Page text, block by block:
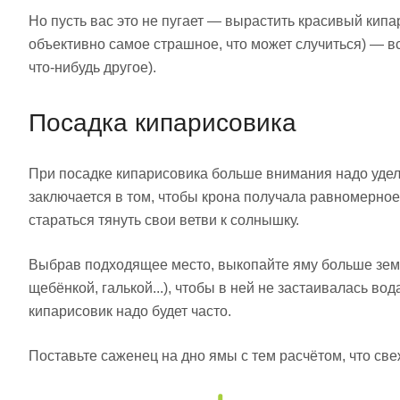
Но пусть вас это не пугает — вырастить красивый
объективно самое страшное, что может случиться) —
что-нибудь другое).
Посадка кипарисовика
При посадке кипарисовика больше внимания надо
заключается в том, чтобы крона получала
стараться тянуть свои ветви к солнышку.
Выбрав подходящее место, выкопайте яму больше
щебёнкой, галькой...), чтобы в ней не застаивалась
кипарисовик надо будет часто.
Поставьте саженец на дно ямы с тем расчётом, что